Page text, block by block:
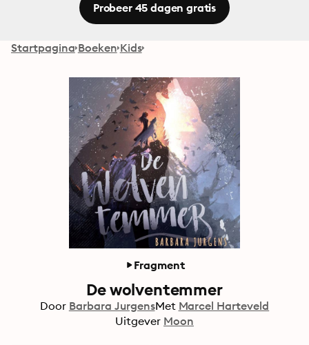
Probeer 45 dagen gratis
Startpagina Boeken Kids
Fragment
De wolventemmer
Door Barbara JurgensMet Marcel Harteveld
Uitgever Moon